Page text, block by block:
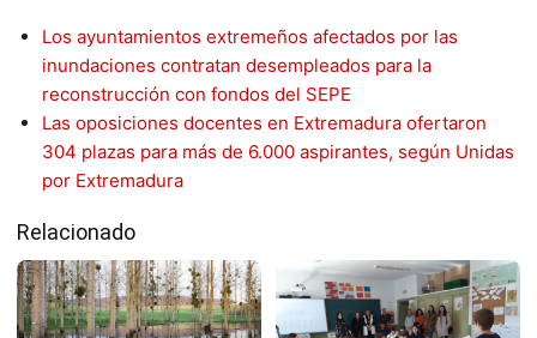
Los ayuntamientos extremeños afectados por las
inundaciones contratan desempleados para la
reconstrucción con fondos del SEPE
Las oposiciones docentes en Extremadura ofertaron
304 plazas para más de 6.000 aspirantes, según Unidas
por Extremadura
Relacionado